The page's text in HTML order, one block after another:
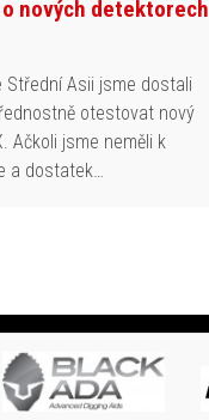
o nových detektorech
Střední Asii jsme dostali
otestovat nový
Ačkoli jsme neměli k
a dostatek…